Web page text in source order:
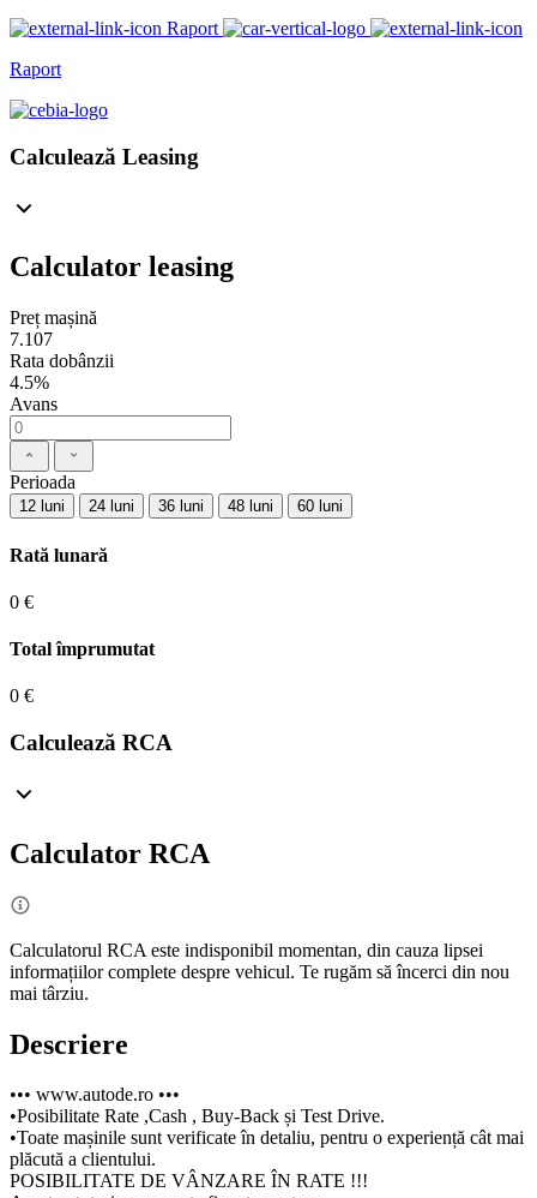
Raport
Raport
Calculează Leasing
Calculator leasing
Preț mașină
7.107
Rata dobânzii
4.5%
Avans
Perioada
12 luni 24 luni 36 luni 48 luni 60 luni
Rată lunară
0 €
Total împrumutat
0 €
Calculează RCA
Calculator RCA
Calculatorul RCA este indisponibil momentan, din cauza lipsei
informațiilor complete despre vehicul. Te rugăm să încerci din nou
mai târziu.
Descriere
••• www.autode.ro •••
•Posibilitate Rate ,Cash , Buy-Back și Test Drive.
•Toate mașinile sunt verificate în detaliu, pentru o experiență cât mai
plăcută a clientului.
POSIBILITATE DE VÂNZARE ÎN RATE !!!